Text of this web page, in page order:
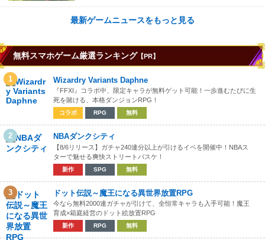
最新ゲームニュースをもっと見る
無料スマホゲーム厳選ランキング 【PR】
1 Wizardry Variants Daphne
『FFXI』コラボ中、限定キャラが無料ゲット可能！一歩進むたびに生
死を賭ける、本格ダンジョンRPG！
コラボ RPG 無料
2 NBAダンクシティ
【8/6リリース】ガチャ240連分以上が引けるイベを開催中！NBAス
ターで魅せる爽快ストリートバスケ！
新作 SPG 無料
3 ドット伝説～魔王になる異世界放置RPG
今なら無料2000連ガチャが引けて、全恒常キャラも入手可能！魔王
育成×箱庭経営のドット絵放置RPG
新作 RPG 無料